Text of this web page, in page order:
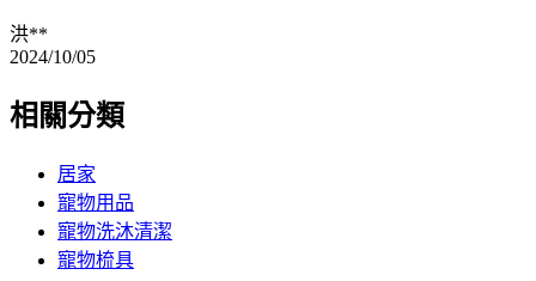
洪**
2024/10/05
相關分類
居家
寵物用品
寵物洗沐清潔
寵物梳具